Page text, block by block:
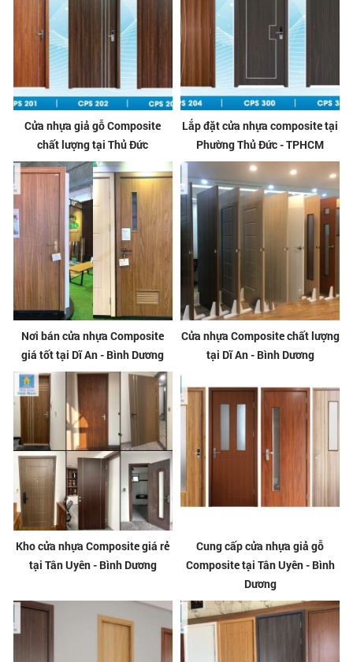
Cửa nhựa giả gỗ Composite
chất lượng tại Thủ Đức
Lắp đặt cửa nhựa composite tại
Phường Thủ Đức - TPHCM
Nơi bán cửa nhựa Composite
giá tốt tại Dĩ An - Bình Dương
Cửa nhựa Composite chất lượng
tại Dĩ An - Bình Dương
Kho cửa nhựa Composite giá rẻ
tại Tân Uyên - Bình Dương
Cung cấp cửa nhựa giả gỗ
Composite tại Tân Uyên - Bình
Dương